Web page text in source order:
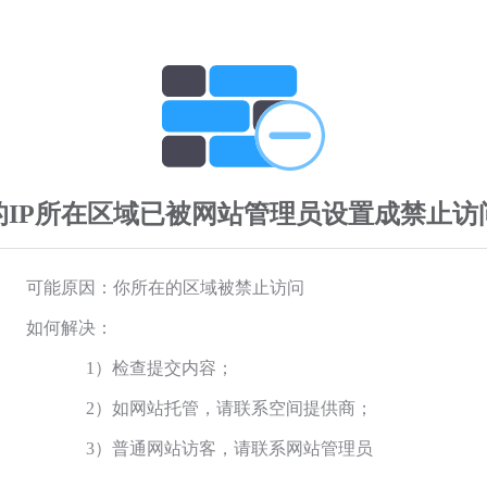
IP所在区域已被网站管理员设置成禁止访
可能原因：你所在的区域被禁止访问
如何解决：
1）检查提交内容；
2）如网站托管，请联系空间提供商；
3）普通网站访客，请联系网站管理员